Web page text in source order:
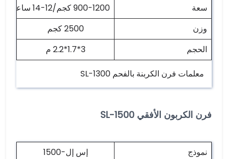
سعة
900-1200 كجم/12-14 ساعة
وزن
2500 كجم
الحجم
3*1.7*2.2 م
معلمات فرن الكربنة بالفحم SL-1300
فرن الكربون الأفقي SL-1500
نموذج
إس إل-1500